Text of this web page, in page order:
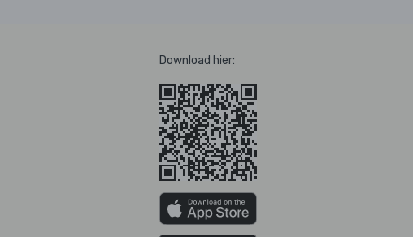
Download hier: